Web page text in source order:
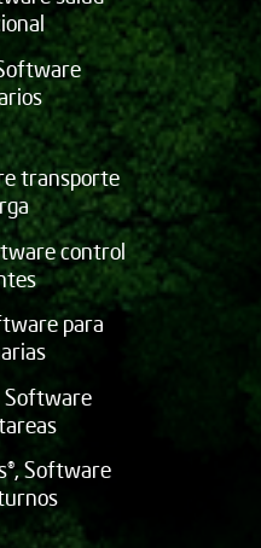
transporte
control
para
Software
Software